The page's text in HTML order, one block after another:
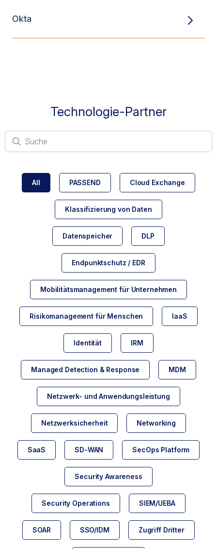
Okta
Technologie-Partner
All PASSEND Cloud Exchange
Klassifizierung von Daten
Datenspeicher DLP
Endpunktschutz / EDR
Mobilitätsmanagement für Unternehmen
Risikomanagement für Menschen IaaS
Identität IRM
Managed Detection & Response MDM
Netzwerk- und Anwendungsleistung
Netzwerksicherheit Networking
SaaS SD-WAN SecOps Platform
Security Awareness
Security Operations SIEM/UEBA
SOAR SSO/IDM Zugriff Dritter